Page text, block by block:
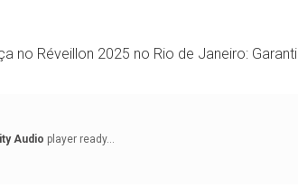
no Réveillon 2025 no Rio de Janeiro:
Audio player ready...